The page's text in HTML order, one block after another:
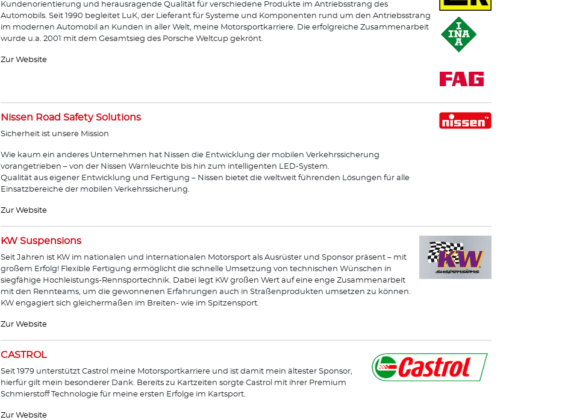
Kundenorientierung und herausragende Qualität für verschiedene Produkte im Antriebsstrang des
Automobils. Seit 1990 begleitet LuK, der Lieferant für Systeme und Komponenten rund um den Antriebsstrang
im modernen Automobil an Kunden in aller Welt, meine Motorsportkarriere. Die erfolgreiche Zusammenarbeit
wurde u.a. 2001 mit dem Gesamtsieg des Porsche Weltcup gekrönt.
Zur Website
Nissen Road Safety Solutions
Sicherheit ist unsere Mission
Wie kaum ein anderes Unternehmen hat Nissen die Entwicklung der mobilen Verkehrssicherung
vorangetrieben – von der Nissen Warnleuchte bis hin zum intelligenten LED-System.
Qualität aus eigener Entwicklung und Fertigung – Nissen bietet die weltweit führenden Lösungen für alle
Einsatzbereiche der mobilen Verkehrssicherung.
Zur Website
KW Suspensions
Seit Jahren ist KW im nationalen und internationalen Motorsport als Ausrüster und Sponsor präsent – mit
großem Erfolg! Flexible Fertigung ermöglicht die schnelle Umsetzung von technischen Wünschen in
siegfähige Hochleistungs-Rennsportechnik. Dabei legt KW großen Wert auf eine enge Zusammenarbeit
mit den Rennteams, um die gewonnenen Erfahrungen auch in Straßenprodukten umsetzen zu können.
KW engagiert sich gleichermaßen im Breiten- wie im Spitzensport.
Zur Website
CASTROL
Seit 1979 unterstützt Castrol meine Motorsportkarriere und ist damit mein ältester Sponsor,
hierfür gilt mein besonderer Dank. Bereits zu Kartzeiten sorgte Castrol mit ihrer Premium
Schmierstoff Technologie für meine ersten Erfolge im Kartsport.
Zur Website